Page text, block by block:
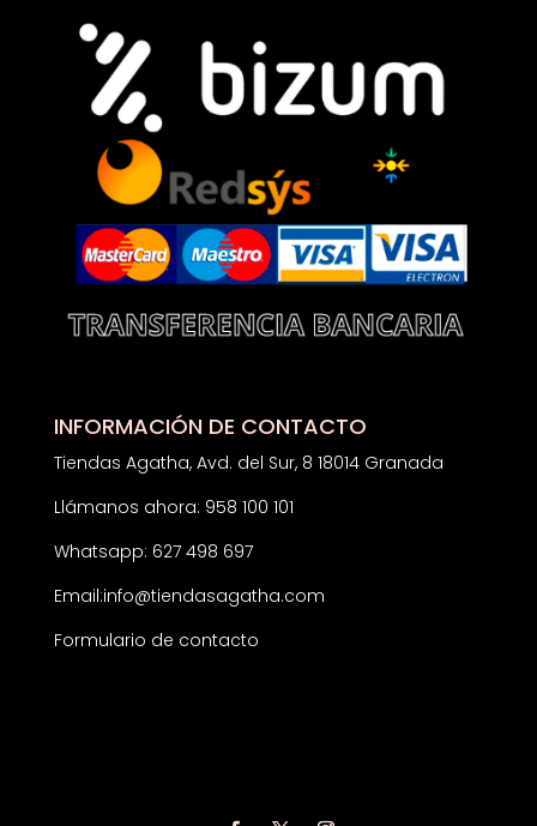
INFORMACIÓN DE CONTACTO
Tiendas Agatha, Avd. del Sur, 8 18014 Granada
Llámanos ahora: 958 100 101
Whatsapp: 627 498 697
Email:info@tiendasagatha.com
Formulario de contacto